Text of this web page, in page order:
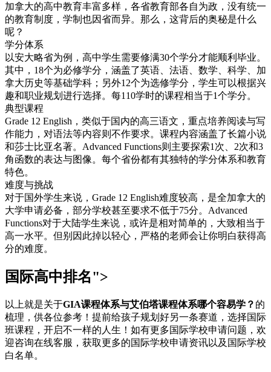
加拿大的高中教育丰富多样，各省教育部各自为政，没有统一
的教育制度，学制也因省而异。那么，这背后的奥秘是什么
呢？
学分体系
以安大略省为例，高中学生需要修满30个学分才能顺利毕业。
其中，18个为必修学分，涵盖了英语、法语、数学、科学、加
拿大历史等基础学科；另外12个为选修学分，学生可以根据兴
趣和职业规划进行选择。每110学时的课程相当于1个学分。
典型课程
Grade 12 English，类似于国内的高三语文，重点培养阅读与写
作能力，对语法等内容则不作要求。课程内容涵盖了长篇小说
和莎士比亚名著。Advanced Functions则主要探索1次、2次和3
角函数的表达与图像。每个省份都有其独特的学分体系和教育
特色。
难度与挑战
对于国外学生来说，Grade 12 English难度较高，是全加拿大的
大学申请必备，部分学校甚至要求不低于75分。Advanced
Functions对于大陆学生来说，或许是相对简单的，大致相当于
高一水平。但别因此掉以轻心，严格的老师会让你明白获得高
分的难度。
国际高中排名">
以上就是关于GIA课程体系与艾伯塔课程体系哪个容易学？ 的
梳理，供各位参考！提前给孩子规划好另一条赛道，选择国际
班课程，开启不一样的人生！如有更多国际学校申请问题，欢
迎咨询在线客服 ，获取更多的国际学校申请资讯以及国际学校
白名单。